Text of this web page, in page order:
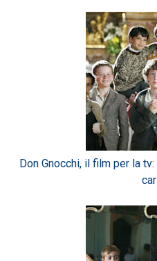
Don Gnocchi, il film per la